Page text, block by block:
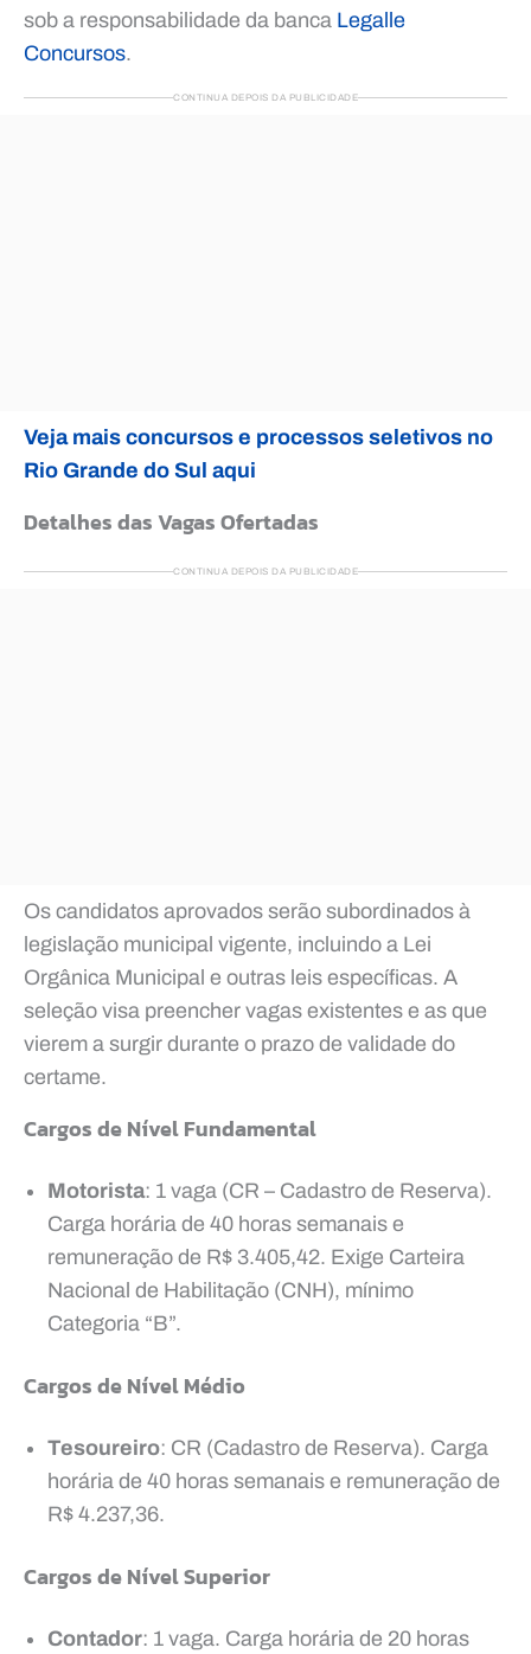
sob a responsabilidade da banca Legalle
Concursos.
CONTINUA DEPOIS DA PUBLICIDADE
Veja mais concursos e processos seletivos no
Rio Grande do Sul aqui
Detalhes das Vagas Ofertadas
CONTINUA DEPOIS DA PUBLICIDADE
Os candidatos aprovados serão subordinados à
legislação municipal vigente, incluindo a Lei
Orgânica Municipal e outras leis específicas. A
seleção visa preencher vagas existentes e as que
vierem a surgir durante o prazo de validade do
certame.
Cargos de Nível Fundamental
Motorista: 1 vaga (CR – Cadastro de Reserva).
Carga horária de 40 horas semanais e
remuneração de R$ 3.405,42. Exige Carteira
Nacional de Habilitação (CNH), mínimo
Categoria “B”.
Cargos de Nível Médio
Tesoureiro: CR (Cadastro de Reserva). Carga
horária de 40 horas semanais e remuneração de
R$ 4.237,36.
Cargos de Nível Superior
Contador: 1 vaga. Carga horária de 20 horas